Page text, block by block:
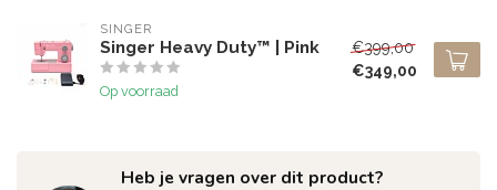
SINGER
Singer Heavy Duty™ | Pink
Op voorraad
€399,00
€349,00
Heb je vragen over dit product?